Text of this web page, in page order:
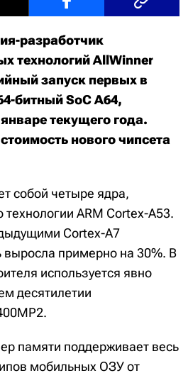
разработчик
технологий AllWinner
запуск первых в
битный SoC A64,
текущего года.
нового чипсета
собой четыре ядра,
ARM Cortex-A53.
Cortex-A7
выросла примерно на 30%. В
используется явно
десятилетии
памяти поддерживает весь
мобильных ОЗУ от